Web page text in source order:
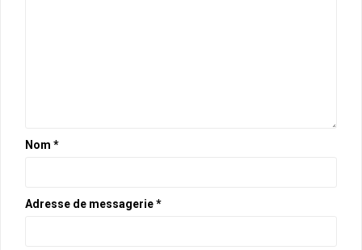
Nom *
Adresse de messagerie*